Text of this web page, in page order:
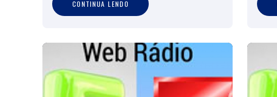
CONTINUA LENDO